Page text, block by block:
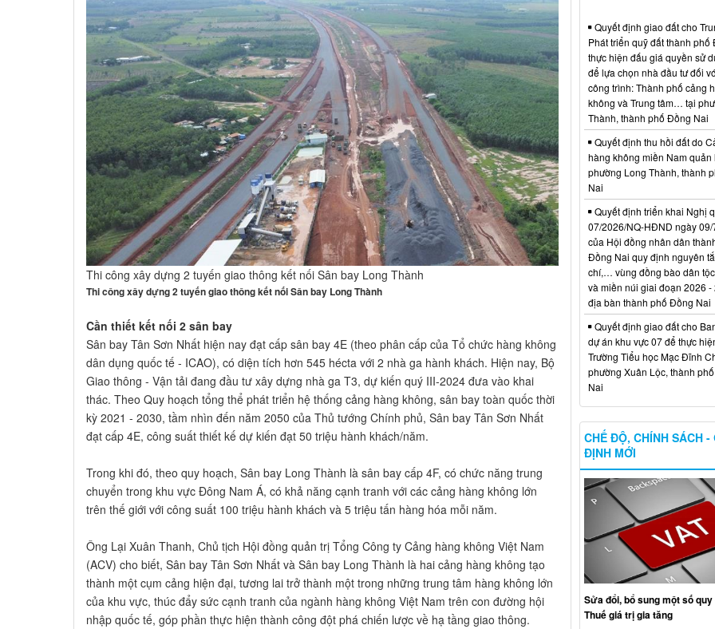
Thi công xây dựng 2 tuyến giao thông kết nối Sân bay Long Thành
Thi công xây dựng 2 tuyến giao thông kết nối Sân bay Long Thành
Cần thiết kết nối 2 sân bay
Sân bay Tân Sơn Nhất hiện nay đạt cấp sân bay 4E (theo phân cấp của Tổ chức hàng không
dân dụng quốc tế - ICAO), có diện tích hơn 545 hécta với 2 nhà ga hành khách. Hiện nay, Bộ
Giao thông - Vận tải đang đầu tư xây dựng nhà ga T3, dự kiến quý III-2024 đưa vào khai
thác. Theo Quy hoạch tổng thể phát triển hệ thống cảng hàng không, sân bay toàn quốc thời
kỳ 2021 - 2030, tầm nhìn đến năm 2050 của Thủ tướng Chính phủ, Sân bay Tân Sơn Nhất
đạt cấp 4E, công suất thiết kế dự kiến đạt 50 triệu hành khách/năm.
Trong khi đó, theo quy hoạch, Sân bay Long Thành là sân bay cấp 4F, có chức năng trung
chuyển trong khu vực Đông Nam Á, có khả năng cạnh tranh với các cảng hàng không lớn
trên thế giới với công suất 100 triệu hành khách và 5 triệu tấn hàng hóa mỗi năm.
Ông Lại Xuân Thanh, Chủ tịch Hội đồng quản trị Tổng Công ty Cảng hàng không Việt Nam
(ACV) cho biết, Sân bay Tân Sơn Nhất và Sân bay Long Thành là hai cảng hàng không tạo
thành một cụm cảng hiện đại, tương lai trở thành một trong những trung tâm hàng không lớn
của khu vực, thúc đẩy sức cạnh tranh của ngành hàng không Việt Nam trên con đường hội
nhập quốc tế, góp phần thực hiện thành công đột phá chiến lược về hạ tầng giao thông.
Quyết định giao đất cho
Phát triển quỹ đất thành phố
thực hiện đấu giá quyền sử
để lựa chọn nhà đầu tư đối
công trình: Thành phố cảng
không và Trung tâm… tại
Thành, thành phố Đồng Nai
Quyết định thu hồi đất do
hàng không miền Nam quản
phường Long Thành, thành
Nai
Quyết định triển khai Nghị
07/2026/NQ-HĐND ngày 09/
của Hội đồng nhân dân
Đồng Nai quy định nguyên
chí,… vùng đồng bào dân
và miền núi giai đoạn 2026 -
địa bàn thành phố Đồng Nai
Quyết định giao đất cho
dự án khu vực 07 để thực
Trường Tiểu học Mạc Đĩnh
phường Xuân Lộc, thành
Nai
CHẾ ĐỘ, CHÍNH SÁCH -
ĐỊNH MỚI
Sửa đổi, bổ sung một số
Thuế giá trị gia tăng